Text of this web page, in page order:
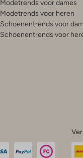
Modetrends voor dames
Modetrends voor heren
Schoenentrends voor
Schoenentrends voor